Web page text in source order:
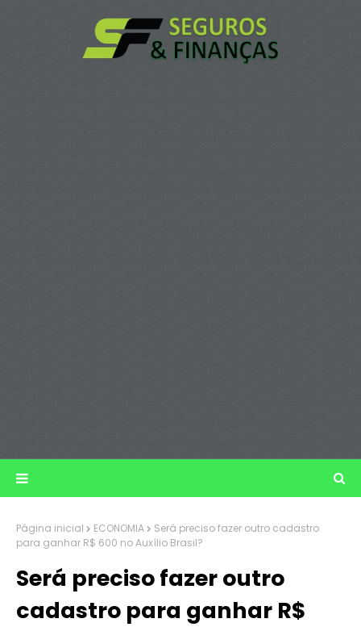
Página inicial ECONOMIA
Será preciso fazer outro cadastro
para ganhar R$ 600 no Auxílio Brasil?
Será preciso fazer outro
cadastro para ganhar R$